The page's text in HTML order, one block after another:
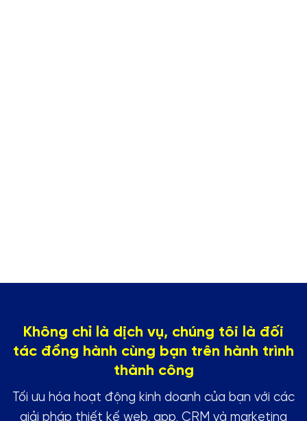
Không chỉ là dịch vụ, chúng tôi là đối
tác đồng hành cùng bạn trên hành trình
thành công
Tối ưu hóa hoạt động kinh doanh của bạn với các
giải pháp thiết kế web, app, CRM và marketing